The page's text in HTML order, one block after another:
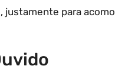
para